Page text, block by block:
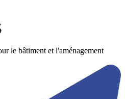
le bâtiment et l'aménagement